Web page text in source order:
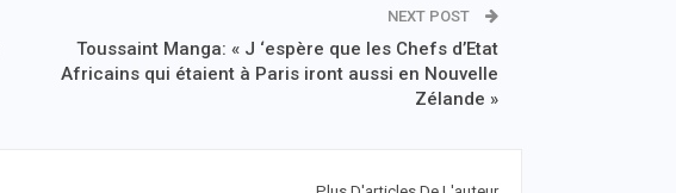
NEXT POST
Toussaint Manga: « J ‘espère que les Chefs d’Etat
Africains qui étaient à Paris iront aussi en Nouvelle
Zélande »